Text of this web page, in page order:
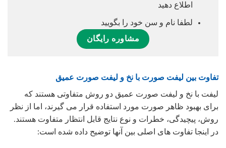
اطلاع دهید
لطفا نام و سن خود را بگویید
مشاوره رایگان
تفاوت بین لیفت صورت با نخ و لیفت صورت عمیق
لیفت با نخ و لیفت صورت عمیق دو روش متفاوتی هستند که
برای بهبود ظاهر صورت مورد استفاده قرار می گیرند، اما از نظر
روش، پیچیدگی، خطرات و نوع نتایج قابل انتظار متفاوت هستند.
در اینجا تفاوت های اصلی بین آنها توضیح داده شده است: